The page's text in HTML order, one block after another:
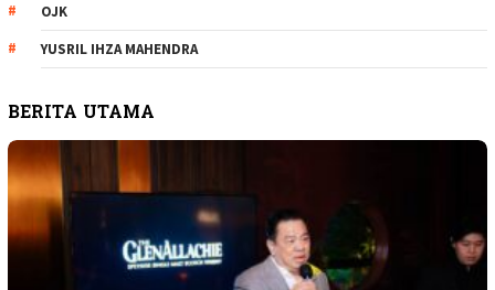
OJK
YUSRIL IHZA MAHENDRA
BERITA UTAMA